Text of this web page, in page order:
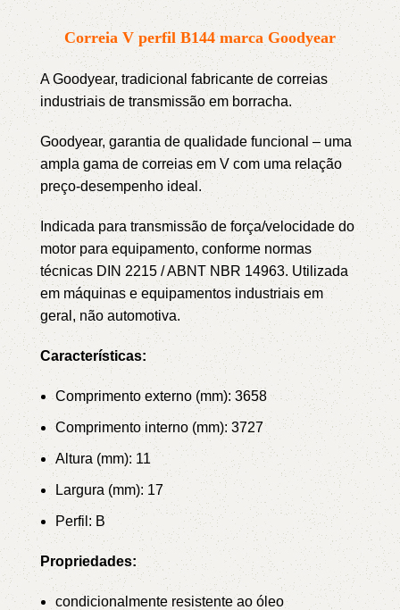
Correia V perfil B144 marca Goodyear
A Goodyear, tradicional fabricante de correias
industriais de transmissão em borracha.
Goodyear, garantia de qualidade funcional – uma
ampla gama de correias em V com uma relação
preço-desempenho ideal.
Indicada para transmissão de força/velocidade do
motor para equipamento, conforme normas
técnicas DIN 2215 / ABNT NBR 14963. Utilizada
em máquinas e equipamentos industriais em
geral, não automotiva.
Características:
Comprimento externo (mm): 3658
Comprimento interno (mm): 3727
Altura (mm): 11
Largura (mm): 17
Perfil: B
Propriedades:
condicionalmente resistente ao óleo